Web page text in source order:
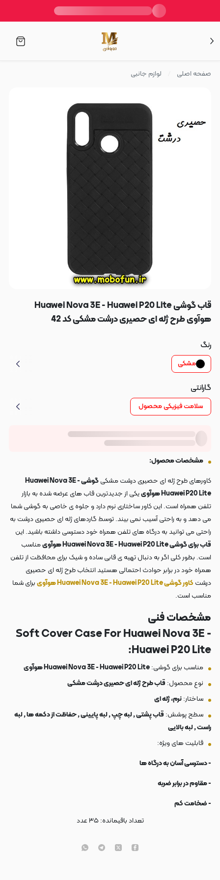
صفحه اصلی لوازم جانبی
قاب گوشی Huawei Nova 3E - Huawei P20 Lite
هوآوی طرح ژله ای حصیری درشت مشکی کد 42
رنگ
مشکی
گارانتی
سلامت فیزیکی محصول
مشخصات محصول:
کاورهای طرح ژله ای حصیری درشت مشکی
گوشی Huawei Nova 3E -
Huawei P20 Lite هوآوی
یکی از جدیدترین قاب های عرضه شده به بازار
تلفن همراه است. این کاور ساختاری نرم دارد و جلوه ی خاصی به گوشی شما
می دهد و به راحتی آسیب نمی بیند. توسط گاردهای ژله ای حصیری درشت به
راحتی می توانید به درگاه های تلفن همراه خود دسترسی داشته باشید. این
قاب برای گوشی Huawei Nova 3E - Huawei P20 Lite هوآوی
مناسب
است. بطور کلی اگر به دنبال تهیه ی قابی ساده و شیک برای محافظت از تلفن
همراه خود در برابر حوادث احتمالی هستید انتخاب طرح ژله ای حصیری
درشت کاور گوشی Huawei Nova 3E - Huawei P20 Lite هوآوی
برای شما
مناسب است.
مشخصات فنی
SoftCover Case For Huawei Nova 3E -
Huawei P20 Lite:
مناسب برای گوشی:Huawei Nova 3E - Huawei P20 Lite هوآوی
نوع محصول: قاب طرح ژله ای حصیری درشت مشکی
ساختار:نرم، ژله ای
سطح پوشش: قاب پشتی , لبه چپ , لبه پایینی , حفاظت از دکمه ها , لبه
راست , لبه بالایی
قابلیت های ویژه:
- دسترسی آسان به درگاه ها
- مقاوم در برابر ضربه
- ضخامت کم
تعداد باقیمانده: ۳۵عدد